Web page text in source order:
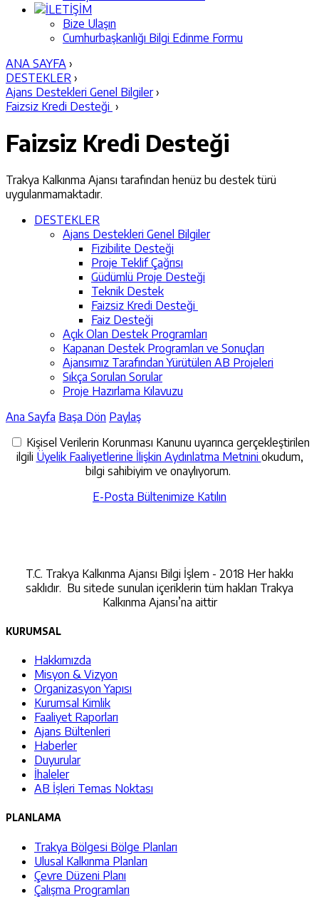
İLETİŞİM
Bize Ulaşın
Cumhurbaşkanlığı Bilgi Edinme Formu
ANA SAYFA ›
DESTEKLER ›
Ajans Destekleri Genel Bilgiler ›
Faizsiz Kredi Desteği ›
Faizsiz Kredi Desteği
Trakya Kalkınma Ajansı tarafından henüz bu destek türü
uygulanmamaktadır.
DESTEKLER
Ajans Destekleri Genel Bilgiler
Fizibilite Desteği
Proje Teklif Çağrısı
Güdümlü Proje Desteği
Teknik Destek
Faizsiz Kredi Desteği
Faiz Desteği
Açık Olan Destek Programları
Kapanan Destek Programları ve Sonuçları
Ajansımız Tarafından Yürütülen AB Projeleri
Sıkça Sorulan Sorular
Proje Hazırlama Kılavuzu
Ana Sayfa Başa Dön Paylaş
Kişisel Verilerin Korunması Kanunu uyarınca gerçekleştirilen
ilgili Üyelik Faaliyetlerine İlişkin Aydınlatma Metnini okudum,
bilgi sahibiyim ve onaylıyorum.
E-Posta Bültenimize Katılın
T.C. Trakya Kalkınma Ajansı Bilgi İşlem - 2018 Her hakkı
saklıdır. Bu sitede sunulan içeriklerin tüm hakları Trakya
Kalkınma Ajansı’na aittir
KURUMSAL
Hakkımızda
Misyon & Vizyon
Organizasyon Yapısı
Kurumsal Kimlik
Faaliyet Raporları
Ajans Bültenleri
Haberler
Duyurular
İhaleler
AB İşleri Temas Noktası
PLANLAMA
Trakya Bölgesi Bölge Planları
Ulusal Kalkınma Planları
Çevre Düzeni Planı
Çalışma Programları